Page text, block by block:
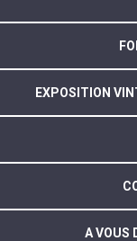
EXPOSITION
A VOUS